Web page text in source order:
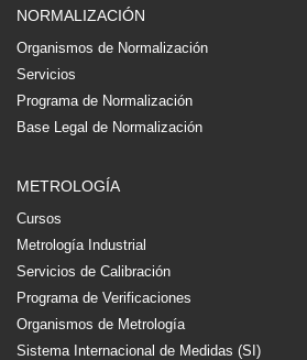
NORMALIZACIÓN
Organismos de Normalización
Servicios
Programa de Normalización
Base Legal de Normalización
METROLOGÍA
Cursos
Metrología Industrial
Servicios de Calibración
Programa de Verificaciones
Organismos de Metrología
Sistema Internacional de Medidas (SI)